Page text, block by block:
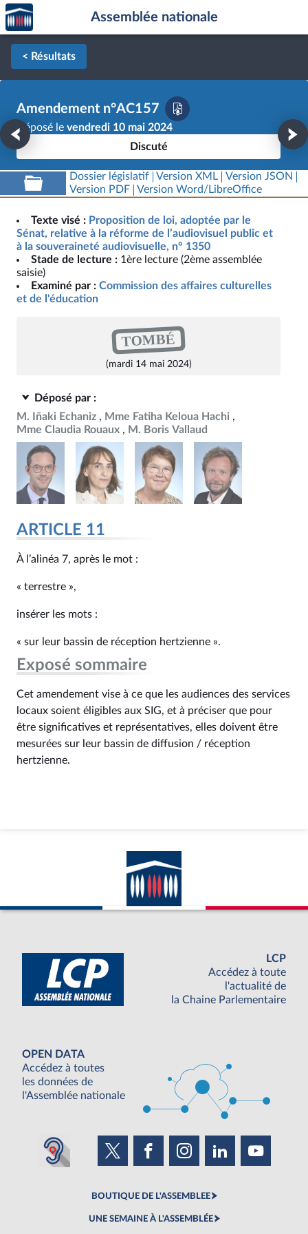
Aller au contenu
Aller en bas de la page
Accèder
à la
page
d'accueil
Assemblée nationale
< Résultats
Amendement n°AC157
Déposé le vendredi 10 mai 2024
Discuté
Dossier législatif Version XML
Version JSON
Version PDF
Version Word/LibreOffice
Texte visé : Proposition de loi, adoptée par le
Sénat, relative à la réforme de l’audiovisuel public et
à la souveraineté audiovisuelle, n° 1350
Stade de lecture : 1ère lecture (2ème assemblée
saisie)
Examiné par : Commission des affaires culturelles
et de l'éducation
TOMBÉ
(mardi 14 mai 2024)
Déposé par :
M. Iñaki Echaniz
Mme Fatiha Keloua Hachi
Mme Claudia Rouaux
M. Boris Vallaud
ARTICLE 11
À l’alinéa 7, après le mot :
« terrestre »,
insérer les mots :
« sur leur bassin de réception hertzienne ».
Exposé sommaire
Cet amendement vise à ce que les audiences des services
locaux soient éligibles aux SIG, et à préciser que pour
être significatives et représentatives, elles doivent être
mesurées sur leur bassin de diffusion / réception
hertzienne.
LCP
Accédez à toute
l'actualité de
la Chaine Parlementaire
OPEN DATA
Accédez à toutes
les données de
l'Assemblée nationale
BOUTIQUE DE L'ASSEMBLEE
UNE SEMAINE À L'ASSEMBLÉE